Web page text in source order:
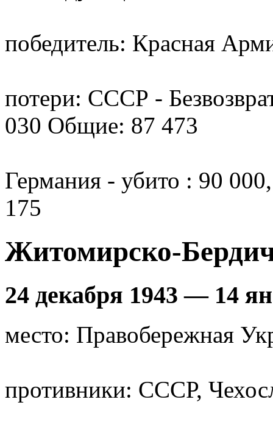
победитель: Красная
потери: СССР -
030 Общие: 87 473
Германия - убито : 90
175
Житомирско-
24 декабря 1943 — 14
место: Правобережная
противники: СССР,